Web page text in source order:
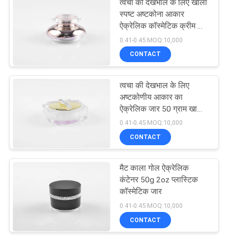
कॉस्मेटिक कॉम्पैक्ट कंटेनर
बोतल पर खाली रोल
त्वचा की देखभाल के लिए खाली
स्पष्ट अष्टकोना आकार
ऐक्रेलिक कॉस्मेटिक क्रीम जार
50g
0.41-0.45 MOQ:10,000
CONTACT
त्वचा की देखभाल के लिए
अष्टकोणीय आकार का
ऐक्रेलिक जार 50 ग्राम खाली
साफ़ क्रीम कॉस्मेटिक कंटेनर
0.41-0.45 MOQ:10,000
CONTACT
मैट काला गोल ऐक्रेलिक
कंटेनर 50g 2oz प्लास्टिक
कॉस्मेटिक जार
0.41-0.45 MOQ:10,000
CONTACT